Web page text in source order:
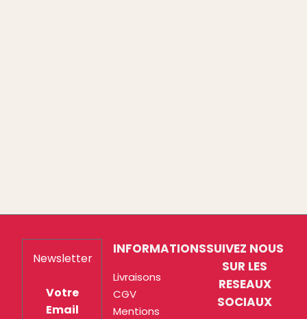
Newsletter
Votre
Email
INFORMATIONS
Livraisons
CGV
Mentions
SUIVEZ NOUS
SUR LES
RESEAUX
SOCIAUX